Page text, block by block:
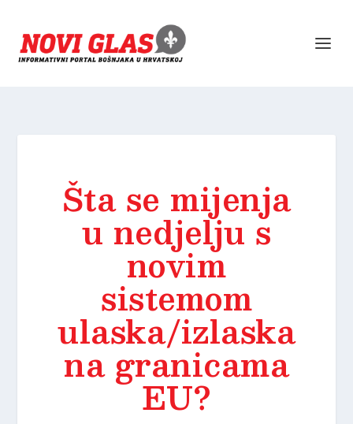
Šta se mijenja
u nedjelju s
novim
sistemom
ulaska/izlaska
na granicama
EU?